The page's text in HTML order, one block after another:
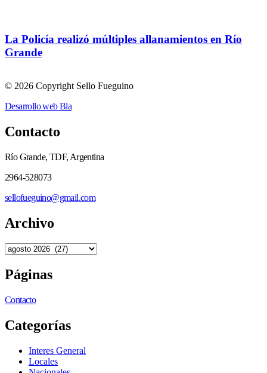
La Policía realizó múltiples allanamientos en Río
Grande
© 2026 Copyright Sello Fueguino
Desarrollo web Bla
Contacto
Río Grande, TDF, Argentina
2964-528073
sellofueguino@gmail.com
Archivo
Páginas
Contacto
Categorías
Interes General
Locales